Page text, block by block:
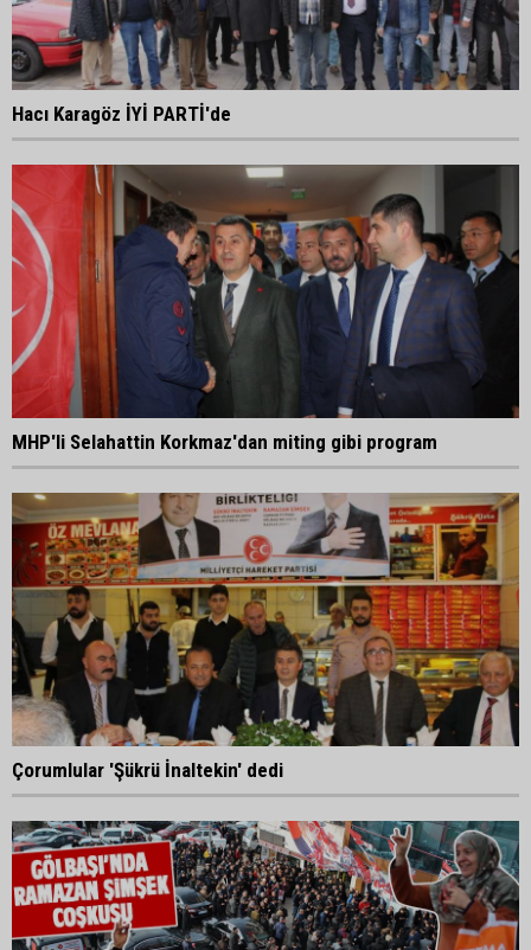
Hacı Karagöz İYİ PARTİ'de
MHP'li Selahattin Korkmaz'dan miting gibi program
Çorumlular 'Şükrü İnaltekin' dedi